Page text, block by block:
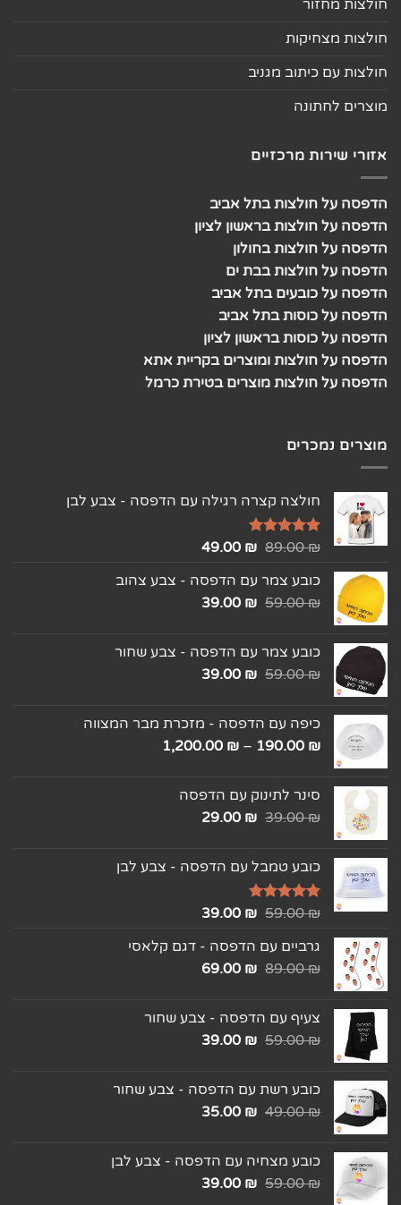
חולצות מחזור
חולצות מצחיקות
חולצות עם כיתוב מגניב
מוצרים לחתונה
אזורי שירות מרכזיים
הדפסה על חולצות בתל אביב
הדפסה על חולצות בראשון לציון
הדפסה על חולצות בחולון
הדפסה על חולצות בבת ים
הדפסה על כובעים בתל אביב
הדפסה על כוסות בתל אביב
הדפסה על כוסות בראשון לציון
הדפסה על חולצות ומוצרים בקריית אתא
הדפסה על חולצות מוצרים בטירת כרמל
מוצרים נמכרים
חולצה קצרה רגילה עם הדפסה - צבע לבן
דורג5.00
89.00₪
49.00 ₪
כובע צמר עם הדפסה - צבע צהוב
59.00₪
39.00 ₪
כובע צמר עם הדפסה - צבע שחור
59.00₪
39.00 ₪
כיפה עם הדפסה - מזכרת מבר המצווה
190.00 ₪
–
1,200.00 ₪
סינר לתינוק עם הדפסה
39.00₪
29.00 ₪
כובע טמבל עם הדפסה - צבע לבן
דורג5.00
59.00₪
39.00 ₪
גרביים עם הדפסה - דגם קלאסי
89.00₪
69.00 ₪
צעיף עם הדפסה - צבע שחור
59.00₪
39.00 ₪
כובע רשת עם הדפסה - צבע שחור
49.00₪
35.00 ₪
כובע מצחיה עם הדפסה - צבע לבן
59.00₪
39.00 ₪